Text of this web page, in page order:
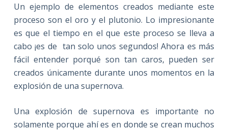
Un ejemplo de elementos creados mediante este
proceso son el oro y el plutonio. Lo impresionante
es que el tiempo en el que este proceso se lleva a
cabo ¡es de tan solo unos segundos! Ahora es más
fácil entender porqué son tan caros, pueden ser
creados únicamente durante unos momentos en la
explosión de una supernova.
Una explosión de supernova es importante no
solamente porque ahí es en donde se crean muchos